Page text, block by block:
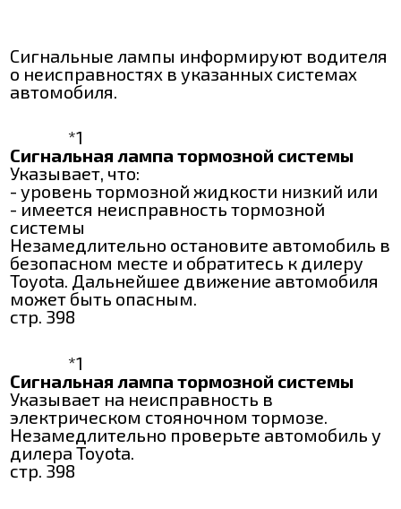
Сигнальные лампы информируют водителя
о неисправностях в указанных системах
автомобиля.
*1
Сигнальная лампа тормозной системы
Указывает, что:
- уровень тормозной жидкости низкий или
- имеется неисправность тормозной
системы
Незамедлительно остановите автомобиль в
безопасном месте и обратитесь к дилеру
Toyota. Дальнейшее движение автомобиля
может быть опасным.
стр. 398
*1
Сигнальная лампа тормозной системы
Указывает на неисправность в
электрическом стояночном тормозе.
Незамедлительно проверьте автомобиль у
дилера Toyota.
стр. 398